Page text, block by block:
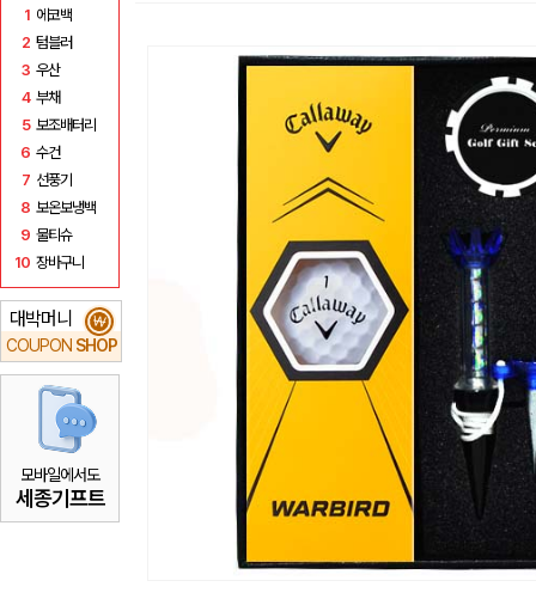
1 에코백
2 텀블러
3 우산
4 부채
5 보조배터리
6 수건
7 선풍기
8 보온보냉백
9 물티슈
10 장바구니
대박머니
COUPON SHOP
₩
모바일에서도
세종기프트